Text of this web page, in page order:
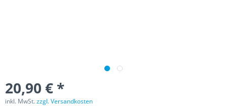
20,90 € *
inkl. MwSt.zzgl. Versandkosten